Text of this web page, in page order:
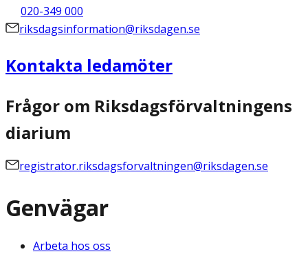
020-349 000
riksdagsinformation@riksdagen.se
Kontakta ledamöter
Frågor om Riksdagsförvaltningens
diarium
registrator.riksdagsforvaltningen@riksdagen.se
Genvägar
Arbeta hos oss